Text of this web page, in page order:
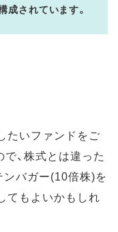
成されています。
たいファンドをご
、株式とは違った
バガー(10倍株)を
てもよいかもしれ